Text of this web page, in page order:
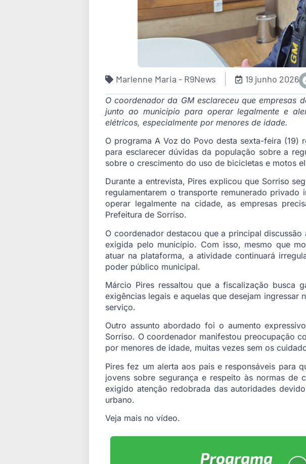
Marlenne Maria - R9News 19 junho 2026
O coordenador da GM esclareceu que empresas
junto ao município para operar legalmente e
elétricos, especialmente por menores de idade.
O programa A Voz do Povo desta sexta-feira (19)
para esclarecer dúvidas da população sobre a
sobre o crescimento do uso de bicicletas e motos
Durante a entrevista, Pires explicou que Sorriso
regulamentarem o transporte remunerado
operar legalmente na cidade, as empresas
Prefeitura de Sorriso.
O coordenador destacou que a principal
exigida pelo município. Com isso, mesmo que
atuar na plataforma, a atividade continuará
poder público municipal.
Márcio Pires ressaltou que a fiscalização busca
exigências legais e aquelas que desejam
serviço.
Outro assunto abordado foi o aumento
Sorriso. O coordenador manifestou preocupação
por menores de idade, muitas vezes sem os
Pires fez um alerta aos pais e responsáveis para
jovens sobre segurança e respeito às normas de
exigido atenção redobrada das autoridades
urbano.
Veja mais no vídeo.